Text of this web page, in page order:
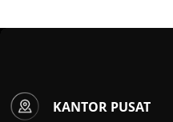
KANTOR PUSAT